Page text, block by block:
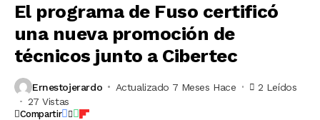
El programa de Fuso certificó
una nueva promoción de
técnicos junto a Cibertec
Ernestojerardo Actualizado 7 Meses Hace
2 Leídos
27 Vistas
Compartir